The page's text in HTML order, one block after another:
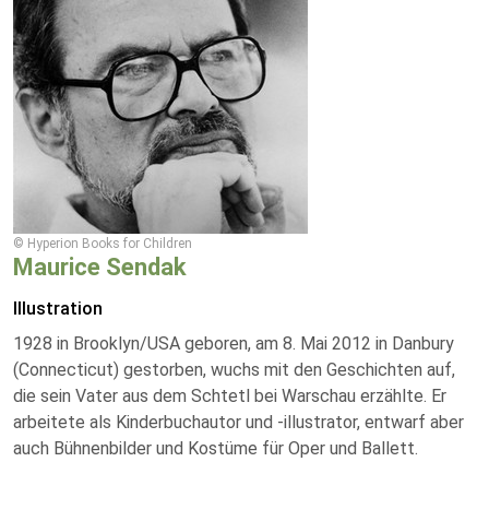
© Hyperion Books for Children
Maurice Sendak
Illustration
1928 in Brooklyn/USA geboren, am 8. Mai 2012 in Danbury
(Connecticut) gestorben, wuchs mit den Geschichten auf,
die sein Vater aus dem Schtetl bei Warschau erzählte. Er
arbeitete als Kinderbuchautor und -illustrator, entwarf aber
auch Bühnenbilder und Kostüme für Oper und Ballett.